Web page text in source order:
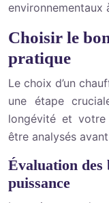
environnementaux
Choisir le
pratique
Le choix d’un
une étape
longévité et votre
être analysés
Évaluation des
puissance